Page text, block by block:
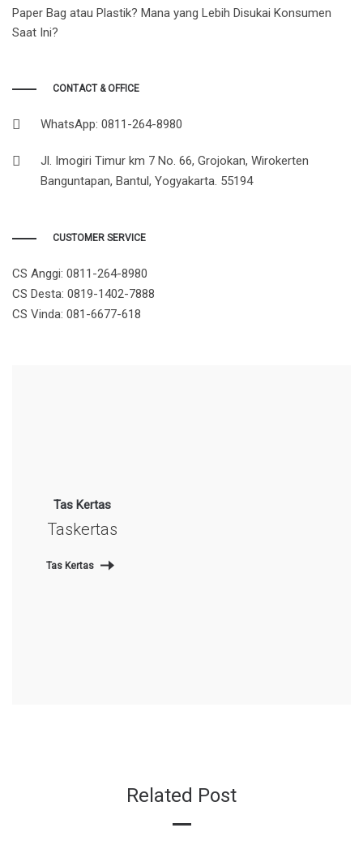
Paper Bag atau Plastik? Mana yang Lebih Disukai Konsumen
Saat Ini?
CONTACT & OFFICE
WhatsApp: 0811-264-8980
Jl. Imogiri Timur km 7 No. 66, Grojokan, Wirokerten
Banguntapan, Bantul, Yogyakarta. 55194
CUSTOMER SERVICE
CS Anggi: 0811-264-8980
CS Desta: 0819-1402-7888
CS Vinda: 081-6677-618
Tas Kertas
Taskertas
Tas Kertas
Related Post